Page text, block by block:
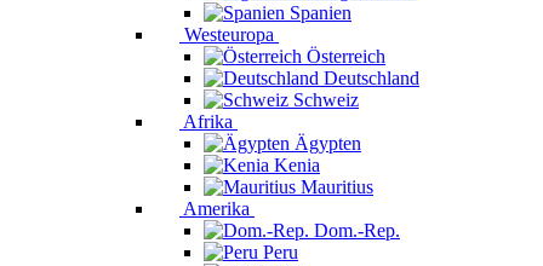
Spanien
Westeuropa
Österreich
Deutschland
Schweiz
Afrika
Ägypten
Kenia
Mauritius
Amerika
Dom.-Rep.
Peru